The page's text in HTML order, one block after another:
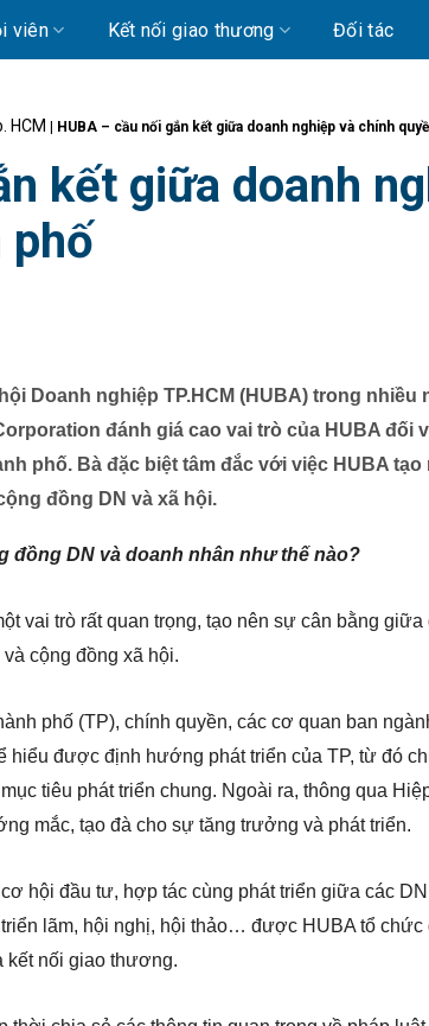
viên Kết nối giao thương Đối tác
HCM HUBA – cầu nối gắn kết giữa doanh nghiệp và chính
kết giữa doanh
phố
Doanh nghiệp TP.HCM (HUBA) trong nhiều
đánh giá cao vai trò của HUBA đối
phố. Bà đặc biệt tâm đắc với việc HUBA tạo
đồng DN và xã hội.
đồng DN và doanh nhân như thế nào?
vai trò rất quan trọng, tạo nên sự cân bằng
cộng đồng xã hội.
phố (TP), chính quyền, các cơ quan ban
hiểu được định hướng phát triển của TP, từ đó
tiêu phát triển chung. Ngoài ra, thông qua
mắc, tạo đà cho sự tăng trưởng và phát triển.
hội đầu tư, hợp tác cùng phát triển giữa các
lãm, hội nghị, hội thảo… được HUBA tổ chức
kết nối giao thương.